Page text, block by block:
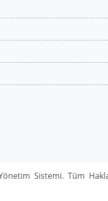
Sistemi. Tüm